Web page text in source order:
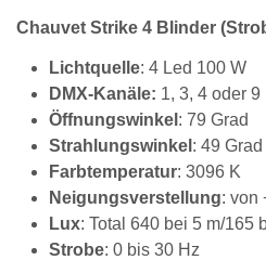
Chauvet Strike 4 Blinder
Lichtquelle: 4 Led 100 W
DMX-Kanäle: 1, 3, 4 oder 9
Öffnungswinkel : 79 Grad
Strahlungswinkel : 49 Grad
Farbtemperatur: 3096 K
Neigungsverstellung: von
Lux: Total 640 bei 5 m/165
Strobe: 0 bis 30 Hz